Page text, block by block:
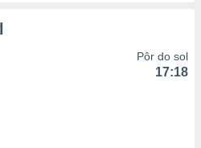
Pôr do sol
17:18